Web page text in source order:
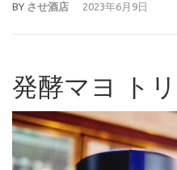
BY させ酒店 2023年6月9日
発酵マヨ ト